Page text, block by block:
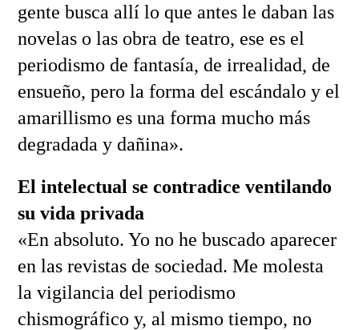
gente busca allí lo que antes le daban las
novelas o las obra de teatro, ese es el
periodismo de fantasía, de irrealidad, de
ensueño, pero la forma del escándalo y el
amarillismo es una forma mucho más
degradada y dañina».
El intelectual se contradice ventilando
su vida privada
«En absoluto. Yo no he buscado aparecer
en las revistas de sociedad. Me molesta
la vigilancia del periodismo
chismográfico y, al mismo tiempo, no